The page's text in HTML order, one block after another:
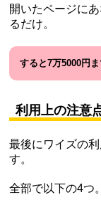
開いたページに
るだけ。
すると7万5000円
利用上の注意
最後にワイズの
す。
全部で以下の4つ。